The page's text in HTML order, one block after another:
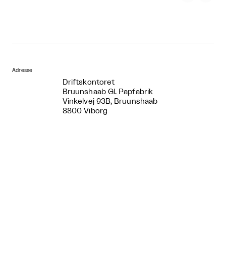
Adresse
Driftskontoret
Bruunshaab Gl. Papfabrik
Vinkelvej 93B, Bruunshaab
8800 Viborg